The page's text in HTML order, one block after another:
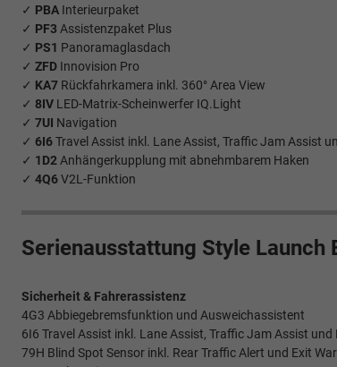
✓ PBA Interieurpaket
✓ PF3 Assistenzpaket Plus
✓ PS1 Panoramaglasdach
✓ ZFD Innovision Pro
✓ KA7 Rückfahrkamera inkl. 360° Area View
✓ 8IV LED-Matrix-Scheinwerfer IQ.Light
✓ 7UI Navigation
✓ 6I6Travel Assist inkl. Lane Assist, Traffic Jam Assist
✓ 1D2Anhängerkupplung mit abnehmbarem Haken
✓ 4Q6V2L-Funktion
Serienausstattung Style Launch
Sicherheit & Fahrerassistenz
4G3 Abbiegebremsfunktion und Ausweichassistent
6I6 Travel Assist inkl. Lane Assist, Traffic Jam Assist und
79H Blind Spot Sensor inkl. Rear Traffic Alert und Exit